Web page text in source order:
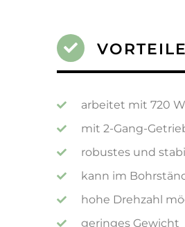
VORTEILE
arbeitet mit 720
mit 2-Gang-
robustes und
kann im
hohe Drehzahl
geringes Gewicht